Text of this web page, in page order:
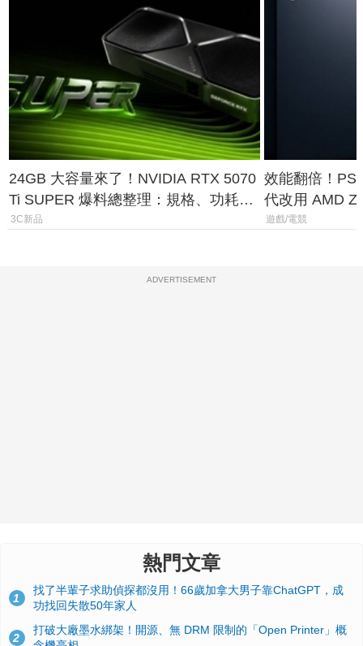
24GB 大容量來了！NVIDIA RTX 5070
Ti SUPER 爆料總整理：規格、功耗、
上市時間
3C新品
效能翻倍！
代改用 AMD
120fps 與全光
遊戲/電競
ADVERTISEMENT
熱門文章
1
找了半輩子求助偵探都沒用！66歲加拿大男子靠ChatGPT，成
功找回失散50年家人
2
打破大廠墨水綁架！開源、無 DRM 限制的「Open Printer」概